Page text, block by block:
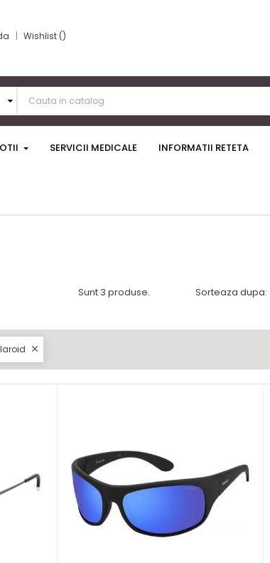
Wishlist
SERVICII MEDICALE INFORMATII RETETA
Sunt 3 produse. Sorteaza dupa:
